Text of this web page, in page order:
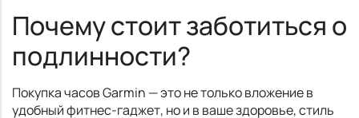
Почему стоит заботиться о
подлинности?
Покупка часов Garmin — это не только вложение в
удобный фитнес-гаджет, но и в ваше здоровье, стиль